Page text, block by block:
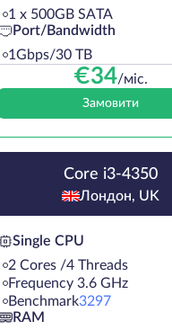
1 х 500GB SATA
Port/Bandwidth
1Gbps/30 TB
€34/міс.
Замовити
Core i3-4350
Лондон, UK
Single CPU
2 Cores /4 Threads
Frequency 3.6 GHz
Benchmark3297
RAM